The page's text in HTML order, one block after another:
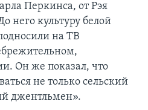
Перкинса, от Рэя
него культуру белой
на ТВ
Он же показал, что
не только сельский
джентльмен».